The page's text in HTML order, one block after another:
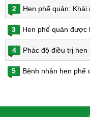
2 Hen phế quản: Khái niệm, nguyên nhân,
3 Hen phế quản được
4 Phác độ điều trị
5 Bệnh nhân hen phế quản,